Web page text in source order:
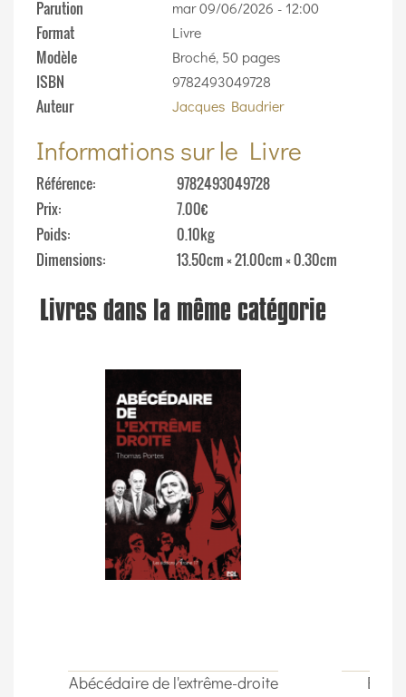
Parution mar 09/06/2026 - 12:00
Format Livre
Modèle Broché, 50 pages
ISBN 9782493049728
Auteur Jacques Baudrier
Informations sur le Livre
Référence
9782493049728
Prix
7.00€
Poids
0.10kg
Dimensions
13.50cm × 21.00cm × 0.30cm
Livres dans la même catégorie
Abécédaire de l'extrême-droite